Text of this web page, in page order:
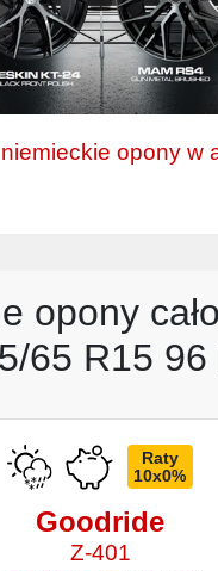
opony w
opony
65 R15 96
Raty
10x0%
Goodride
Z-401